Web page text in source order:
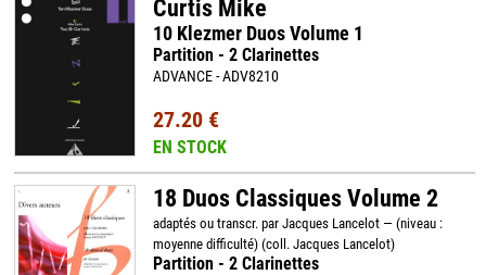
Curtis Mike
10 Klezmer Duos Volume 1
Partition - 2 Clarinettes
ADVANCE - ADV8210
27.20 €
EN STOCK
18 Duos Classiques Volume 2
adaptés ou transcr. par Jacques Lancelot — (niveau :
moyenne difficulté) (coll. Jacques Lancelot)
Partition - 2 Clarinettes